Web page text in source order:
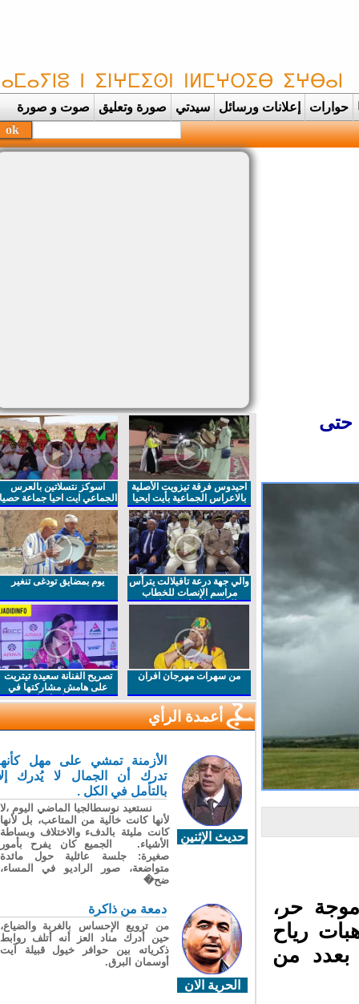
حوارات إعلانات ورسائل سيدتي صورة وتعليق صوت و صورة
حر،
رياح
من
احيدوس فرقة تيزويت الأصلية
بالاعراس الجماعية بأيت ايحيا
اسوكز نتسلاتين بالعرس
الجماعي ايت احيا جماعة حصيا
والي جهة درعة تافيلالت يترأس
مراسم الإنصات للخطاب
الملكي السامي بمناسبة
يوم بمضايق تودغى تنغير
من سهرات مهرجان افران
تصريح الفنانة سعيدة تيتريت
على هامش مشاركتها في
مهرجان افران
أعمدة الرأي
حديث الإثنين
الأزمنة تمشي على مهل كأنها
تدرك أن الجمال لا يُدرك إلا
بالتأمل في الكل .
نستعيد نوسطالجيا الماضي اليوم ،لا
لأنها كانت خالية من المتاعب، بل لأنها
كانت مليئة بالدفء والاختلاف وبساطة
الأشياء. الجميع كان يفرح بأمور
صغيرة: جلسة عائلية حول مائدة
متواضعة، صور الراديو في المساء،
ضح�
الحرية الان
دمعة من ذاكرة
من ترويع الإحساس بالغربة والضياع،
حين أدرك مناد العز أنه أتلف روابط
ذكرياته بين حوافر خيول قبيلة آيت
أوسمان البرق.